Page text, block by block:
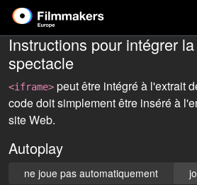
Instructions pour intégrer
spectacle
<iframe> peut être intégré à l'extrait
code doit simplement être inséré à
site Web.
Autoplay
ne joue pas automatiquement